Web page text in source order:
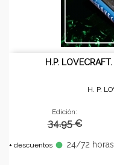
H.P.
H. P.
Edición:
34.95 €
+ descuentos fiber_manual_record 24/72 horas